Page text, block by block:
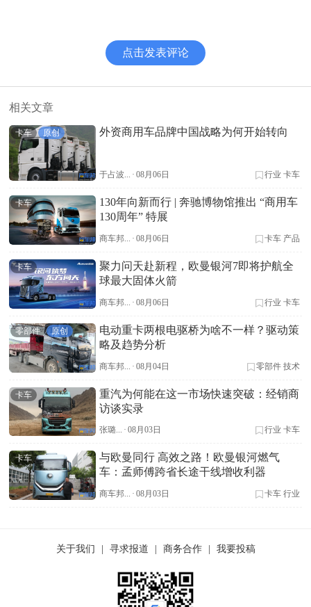
点击发表评论
相关文章
卡车 原创 外资商用车品牌中国战略为何开始转向
于占波... · 08月06日 行业 卡车
卡车
130年向新而行 | 奔驰博物馆推出 “商用车
130周年” 特展
商车邦... · 08月06日 卡车 产品
卡车
聚力问天赴新程，欧曼银河7即将护航全
球最大固体火箭
商车邦... · 08月06日 行业 卡车
零部件 原创
电动重卡两根电驱桥为啥不一样？驱动策
略及趋势分析
商车邦... · 08月04日 零部件 技术
卡车
重汽为何能在这一市场快速突破：经销商
访谈实录
张璐... · 08月03日 行业 卡车
卡车
与欧曼同行 高效之路！欧曼银河燃气
车：孟师傅跨省长途干线增收利器
商车邦... · 08月03日 卡车 行业
关于我们 寻求报道 商务合作 我要投稿